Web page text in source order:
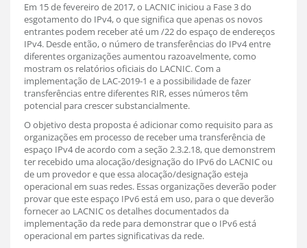
Em 15 de fevereiro de 2017, o LACNIC iniciou a Fase 3 do
esgotamento do IPv4, o que significa que apenas os novos
entrantes podem receber até um /22 do espaço de endereços
IPv4. Desde então, o número de transferências do IPv4 entre
diferentes organizações aumentou razoavelmente, como
mostram os relatórios oficiais do LACNIC. Com a
implementação de LAC-2019-1 e a possibilidade de fazer
transferências entre diferentes RIR, esses números têm
potencial para crescer substancialmente.
O objetivo desta proposta é adicionar como requisito para as
organizações em processo de receber uma transferência de
espaço IPv4 de acordo com a seção 2.3.2.18, que demonstrem
ter recebido uma alocação/designação do IPv6 do LACNIC ou
de um provedor e que essa alocação/designação esteja
operacional em suas redes. Essas organizações deverão poder
provar que este espaço IPv6 está em uso, para o que deverão
fornecer ao LACNIC os detalhes documentados da
implementação da rede para demonstrar que o IPv6 está
operacional em partes significativas da rede.